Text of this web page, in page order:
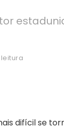
difícil se